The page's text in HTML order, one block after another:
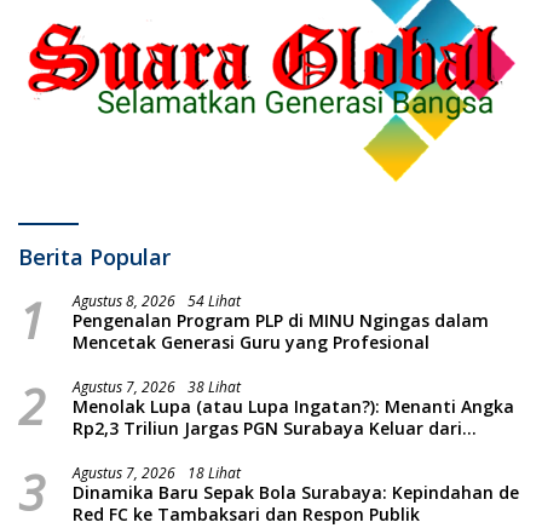
Berita Popular
1 Agustus 8, 2026 54 Lihat
Pengenalan Program PLP di MINU Ngingas dalam
Mencetak Generasi Guru yang Profesional
2 Agustus 7, 2026 38 Lihat
Menolak Lupa (atau Lupa Ingatan?): Menanti Angka
Rp2,3 Triliun Jargas PGN Surabaya Keluar dari
3 Agustus 7, 2026 18 Lihat
Dinamika Baru Sepak Bola Surabaya: Kepindahan de
Red FC ke Tambaksari dan Respon Publik